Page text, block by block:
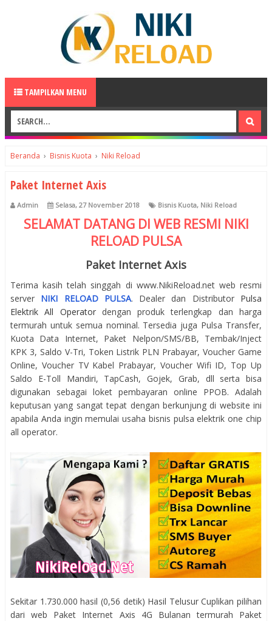
TAMPILKAN MENU
Beranda › Bisnis Kuota › Niki Reload
Paket Internet Axis
Admin Selasa, 27 November 2018 Bisnis Kuota, Niki Reload
SELAMAT DATANG DI WEB RESMI NIKI
RELOAD PULSA
Paket Internet Axis
Terima kasih telah singgah di www.NikiReload.net web resmi
server NIKI RELOAD PULSA. Dealer dan Distributor Pulsa
Elektrik All Operatordengan produk terlengkap dan harga
termurah untuk semua nominal. Tersedia juga Pulsa Transfer,
Kuota Data Internet, Paket Nelpon/SMS/BB, Tembak/Inject
KPK 3, Saldo V-Tri, Token Listrik PLN Prabayar, Voucher Game
Online, Voucher TV Kabel Prabayar, Voucher Wifi ID, Top Up
Saldo E-Toll Mandiri, TapCash, Gojek, Grab, dll serta bisa
digunakan sebagai loket pembayaran online PPOB. Adalah
keputusan yang sangat tepat dengan berkunjung di website ini
apabila Anda ingin memulai usaha bisnis pulsa elektrik one chip
all operator.
Sekitar 1.730.000 hasil (0,56 detik) Hasil Telusur Cuplikan pilihan
dari web Paket Internet Axis 4G Bulanan termurah Paket